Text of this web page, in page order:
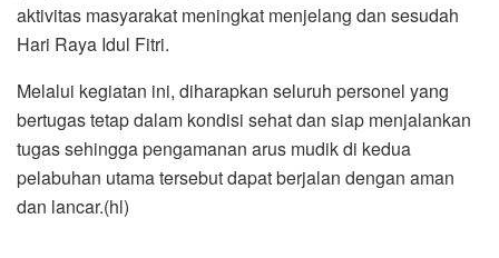
aktivitas masyarakat meningkat menjelang dan sesudah
Hari Raya Idul Fitri.
Melalui kegiatan ini, diharapkan seluruh personel yang
bertugas tetap dalam kondisi sehat dan siap menjalankan
tugas sehingga pengamanan arus mudik di kedua
pelabuhan utama tersebut dapat berjalan dengan aman
dan lancar.(hl)